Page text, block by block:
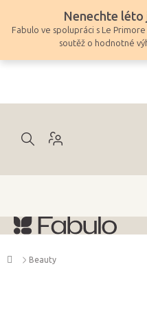
obsah
Nenechte
Fabulo ve spolupráci s Le
soutěž o hodnotné
Domů
Beauty